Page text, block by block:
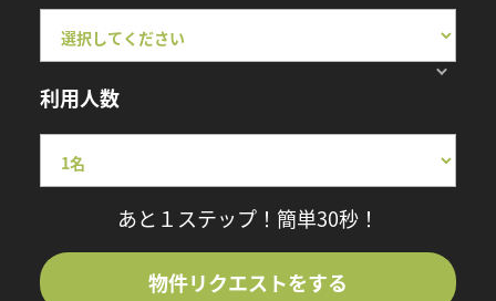
利用人数
あと１ステップ！簡単30秒！
物件リクエストをする